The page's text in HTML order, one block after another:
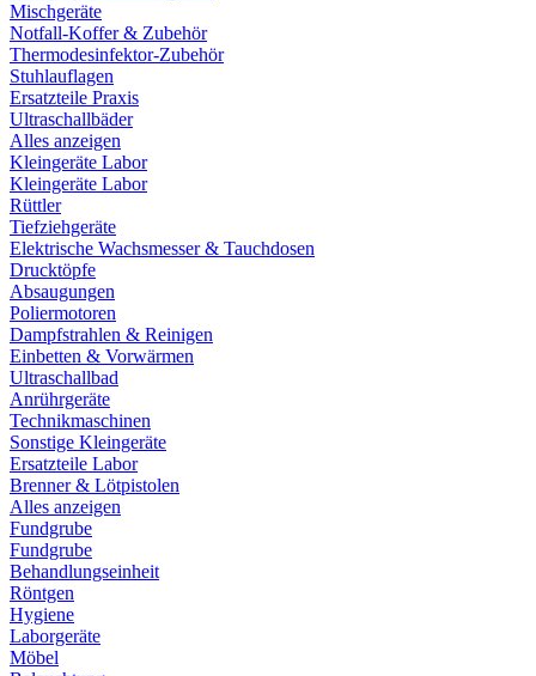
Mischgeräte
Notfall-Koffer & Zubehör
Thermodesinfektor-Zubehör
Stuhlauflagen
Ersatzteile Praxis
Ultraschallbäder
Alles anzeigen
Kleingeräte Labor
Kleingeräte Labor
Rüttler
Tiefziehgeräte
Elektrische Wachsmesser & Tauchdosen
Drucktöpfe
Absaugungen
Poliermotoren
Dampfstrahlen & Reinigen
Einbetten & Vorwärmen
Ultraschallbad
Anrührgeräte
Technikmaschinen
Sonstige Kleingeräte
Ersatzteile Labor
Brenner & Lötpistolen
Alles anzeigen
Fundgrube
Fundgrube
Behandlungseinheit
Röntgen
Hygiene
Laborgeräte
Möbel